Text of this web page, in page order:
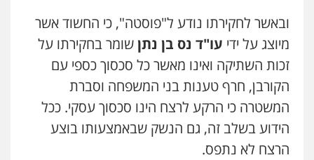
ובאשר לחקירתו נודע ל"פוסטה", כי החשוד אשר
מיוצג על ידי עו"ד נס בן נתןשומר בחקירתו על
זכות השתיקה ואינו מאשר כל סכסוך כספי עם
הקורבן, חרף טענות בני המשפחה וסברת
המשטרה כי הרקע לרצח הינו סכסוך עסקי. ככל
הידוע בשלב זה, גם הנשק שבאמצעותו בוצע
הרצח לא נתפס.